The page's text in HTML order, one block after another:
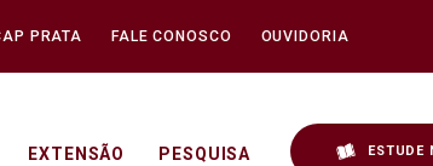
PRATA FALE CONOSCO OUVIDORIA
EXTENSÃO PESQUISA ESTUDE